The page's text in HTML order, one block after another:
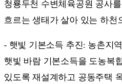
청룡두천 수변체육공원 공사
흐르는 생태가 살아 있는 하천
- 햇빛 기본소득 추진: 농촌지
햇빛 바람 기본소득을 도농복
있도록 재설계하고 공동주택